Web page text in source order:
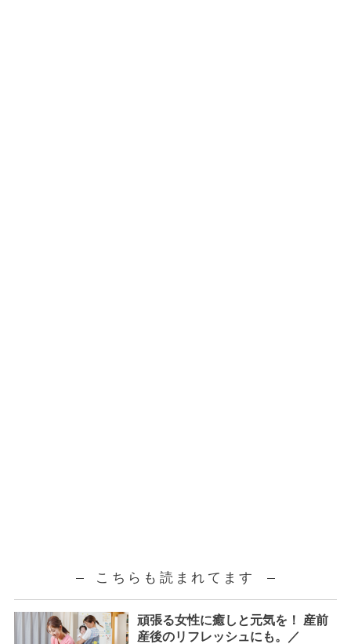
こちらも読まれてます
頑張る女性に癒しと元気を！ 産前
産後のリフレッシュにも。／